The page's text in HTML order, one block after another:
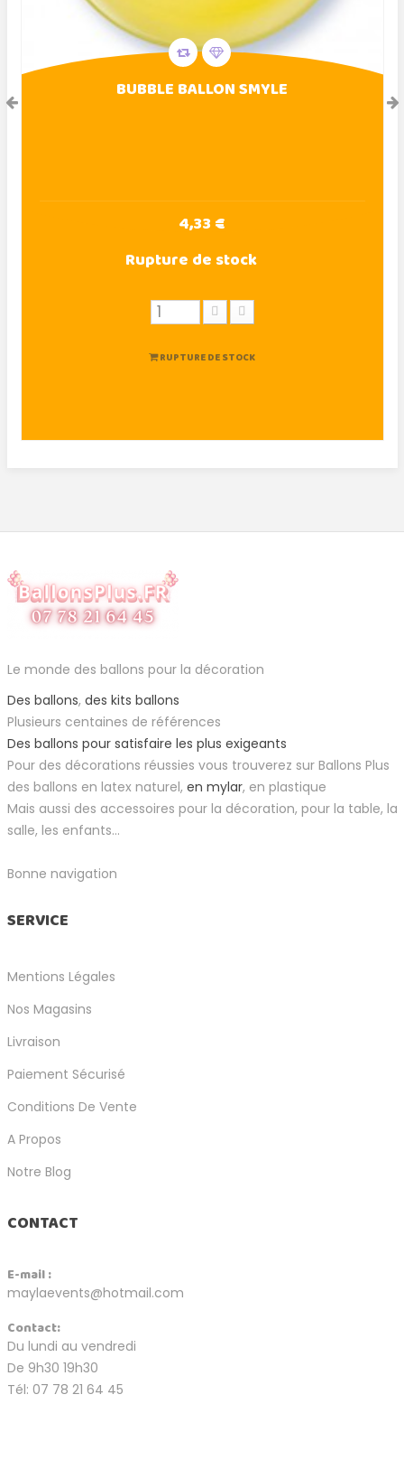
BUBBLE BALLON SMYLE
4,33 €
Rupture de stock
RUPTURE DE STOCK
Le monde des ballons pour la décoration
Des ballons, des kits ballons
Plusieurs centaines de références
Des ballons pour satisfaire les plus exigeants
Pour des décorations réussies vous trouverez sur Ballons Plus
des ballons en latex naturel, en mylar, en plastique
Mais aussi des accessoires pour la décoration, pour la table, la
salle, les enfants...
Bonne navigation
SERVICE
Mentions Légales
Nos Magasins
Livraison
Paiement Sécurisé
Conditions De Vente
A Propos
Notre Blog
CONTACT
E-mail :
maylaevents@hotmail.com
Contact:
Du lundi au vendredi
De 9h30 19h30
Tél: 07 78 21 64 45